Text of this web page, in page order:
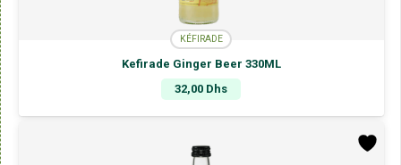
KÉFIRADE
Kefirade Ginger Beer 330ML
32,00 Dhs